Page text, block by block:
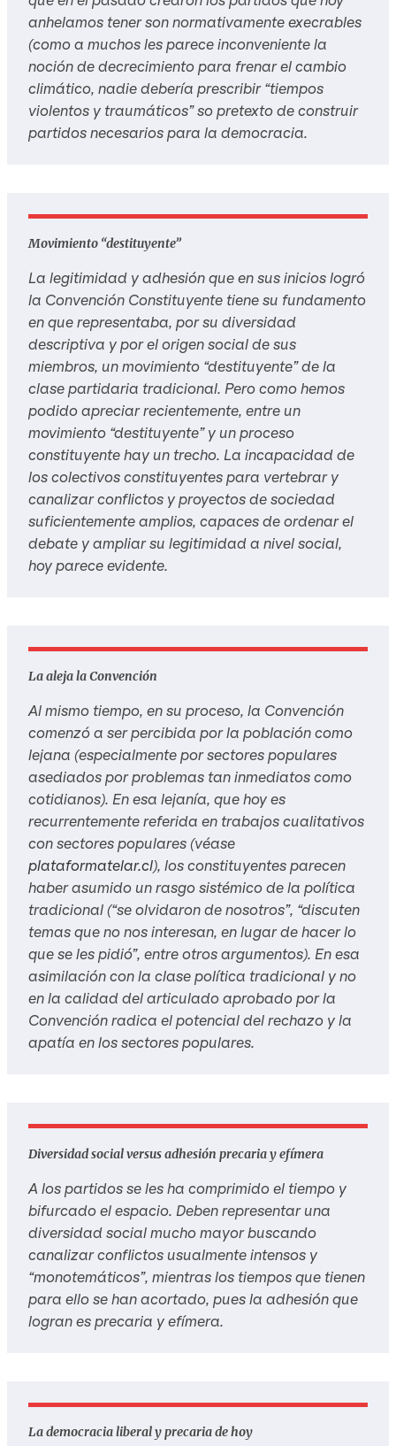
anhelamos tener son normativamente execrables
(como a muchos les parece inconveniente la
noción de decrecimiento para frenar el cambio
climático, nadie debería prescribir “tiempos
violentos y traumáticos” so pretexto de construir
partidos necesarios para la democracia.
Movimiento “destituyente”
La legitimidad y adhesión que en sus inicios logró
la Convención Constituyente tiene su fundamento
en que representaba, por su diversidad
descriptiva y por el origen social de sus
miembros, un movimiento “destituyente” de la
clase partidaria tradicional. Pero como hemos
podido apreciar recientemente, entre un
movimiento “destituyente” y un proceso
constituyente hay un trecho. La incapacidad de
los colectivos constituyentes para vertebrar y
canalizar conflictos y proyectos de sociedad
suficientemente amplios, capaces de ordenar el
debate y ampliar su legitimidad a nivel social,
hoy parece evidente.
La aleja la Convención
Al mismo tiempo, en su proceso, la Convención
comenzó a ser percibida por la población como
lejana (especialmente por sectores populares
asediados por problemas tan inmediatos como
cotidianos). En esa lejanía, que hoy es
recurrentemente referida en trabajos cualitativos
con sectores populares (véase
plataformatelar.cl), los constituyentes parecen
haber asumido un rasgo sistémico de la política
tradicional (“se olvidaron de nosotros”, “discuten
temas que no nos interesan, en lugar de hacer lo
que se les pidió”, entre otros argumentos). En esa
asimilación con la clase política tradicional y no
en la calidad del articulado aprobado por la
Convención radica el potencial del rechazo y la
apatía en los sectores populares.
Diversidad social versus adhesión precaria y efímera
A los partidos se les ha comprimido el tiempo y
bifurcado el espacio. Deben representar una
diversidad social mucho mayor buscando
canalizar conflictos usualmente intensos y
“monotemáticos”, mientras los tiempos que tienen
para ello se han acortado, pues la adhesión que
logran es precaria y efímera.
La democracia liberal y precaria de hoy